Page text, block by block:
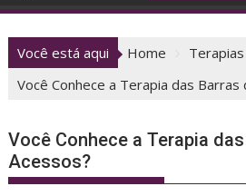
Você está aqui Home
Você Conhece a Terapia das Barras
Você Conhece a Terapia
Acessos?